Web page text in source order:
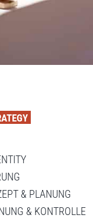
& PLANUNG
& KONTROLLE